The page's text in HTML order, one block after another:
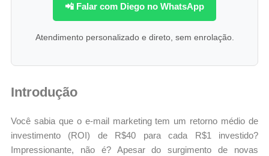
📲 Falar com Diego no WhatsApp
Atendimento personalizado e direto, sem enrolação.
Introdução
Você sabia que o e-mail marketing tem um retorno médio de
investimento (ROI) de R$40 para cada R$1 investido?
Impressionante, não é? Apesar do surgimento de novas